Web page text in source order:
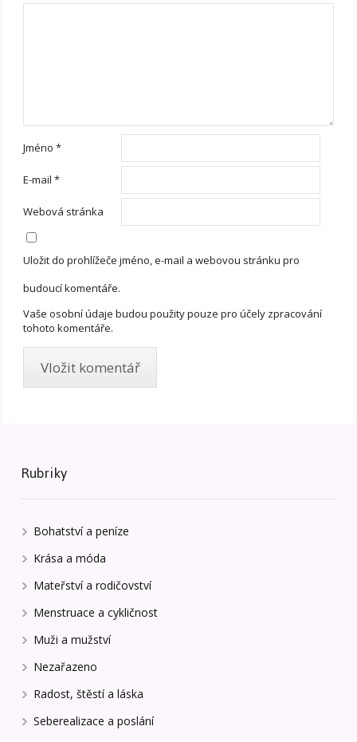
Jméno*
E-mail*
Webová stránka
Uložit do prohlížeče jméno, e-mail a webovou stránku pro
budoucí komentáře.
Vaše osobní údaje budou použity pouze pro účely zpracování
tohoto komentáře.
Rubriky
Bohatství a peníze
Krása a móda
Mateřství a rodičovství
Menstruace a cykličnost
Muži a mužství
Nezařazeno
Radost, štěstí a láska
Seberealizace a poslání